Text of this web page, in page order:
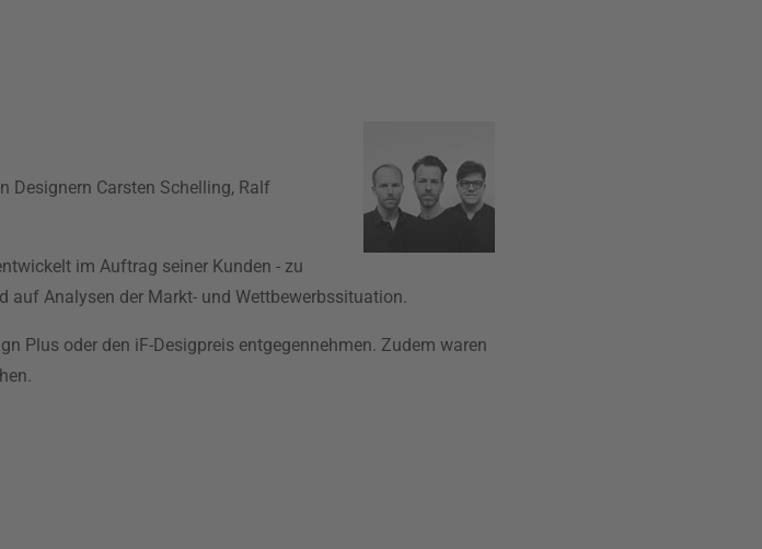
Designern Carsten Schelling, Ralf
im Auftrag seiner Kunden - zu
auf Analysen der Markt- und Wettbewerbssituation.
Plus oder den iF-Desigpreis entgegennehmen. Zudem waren